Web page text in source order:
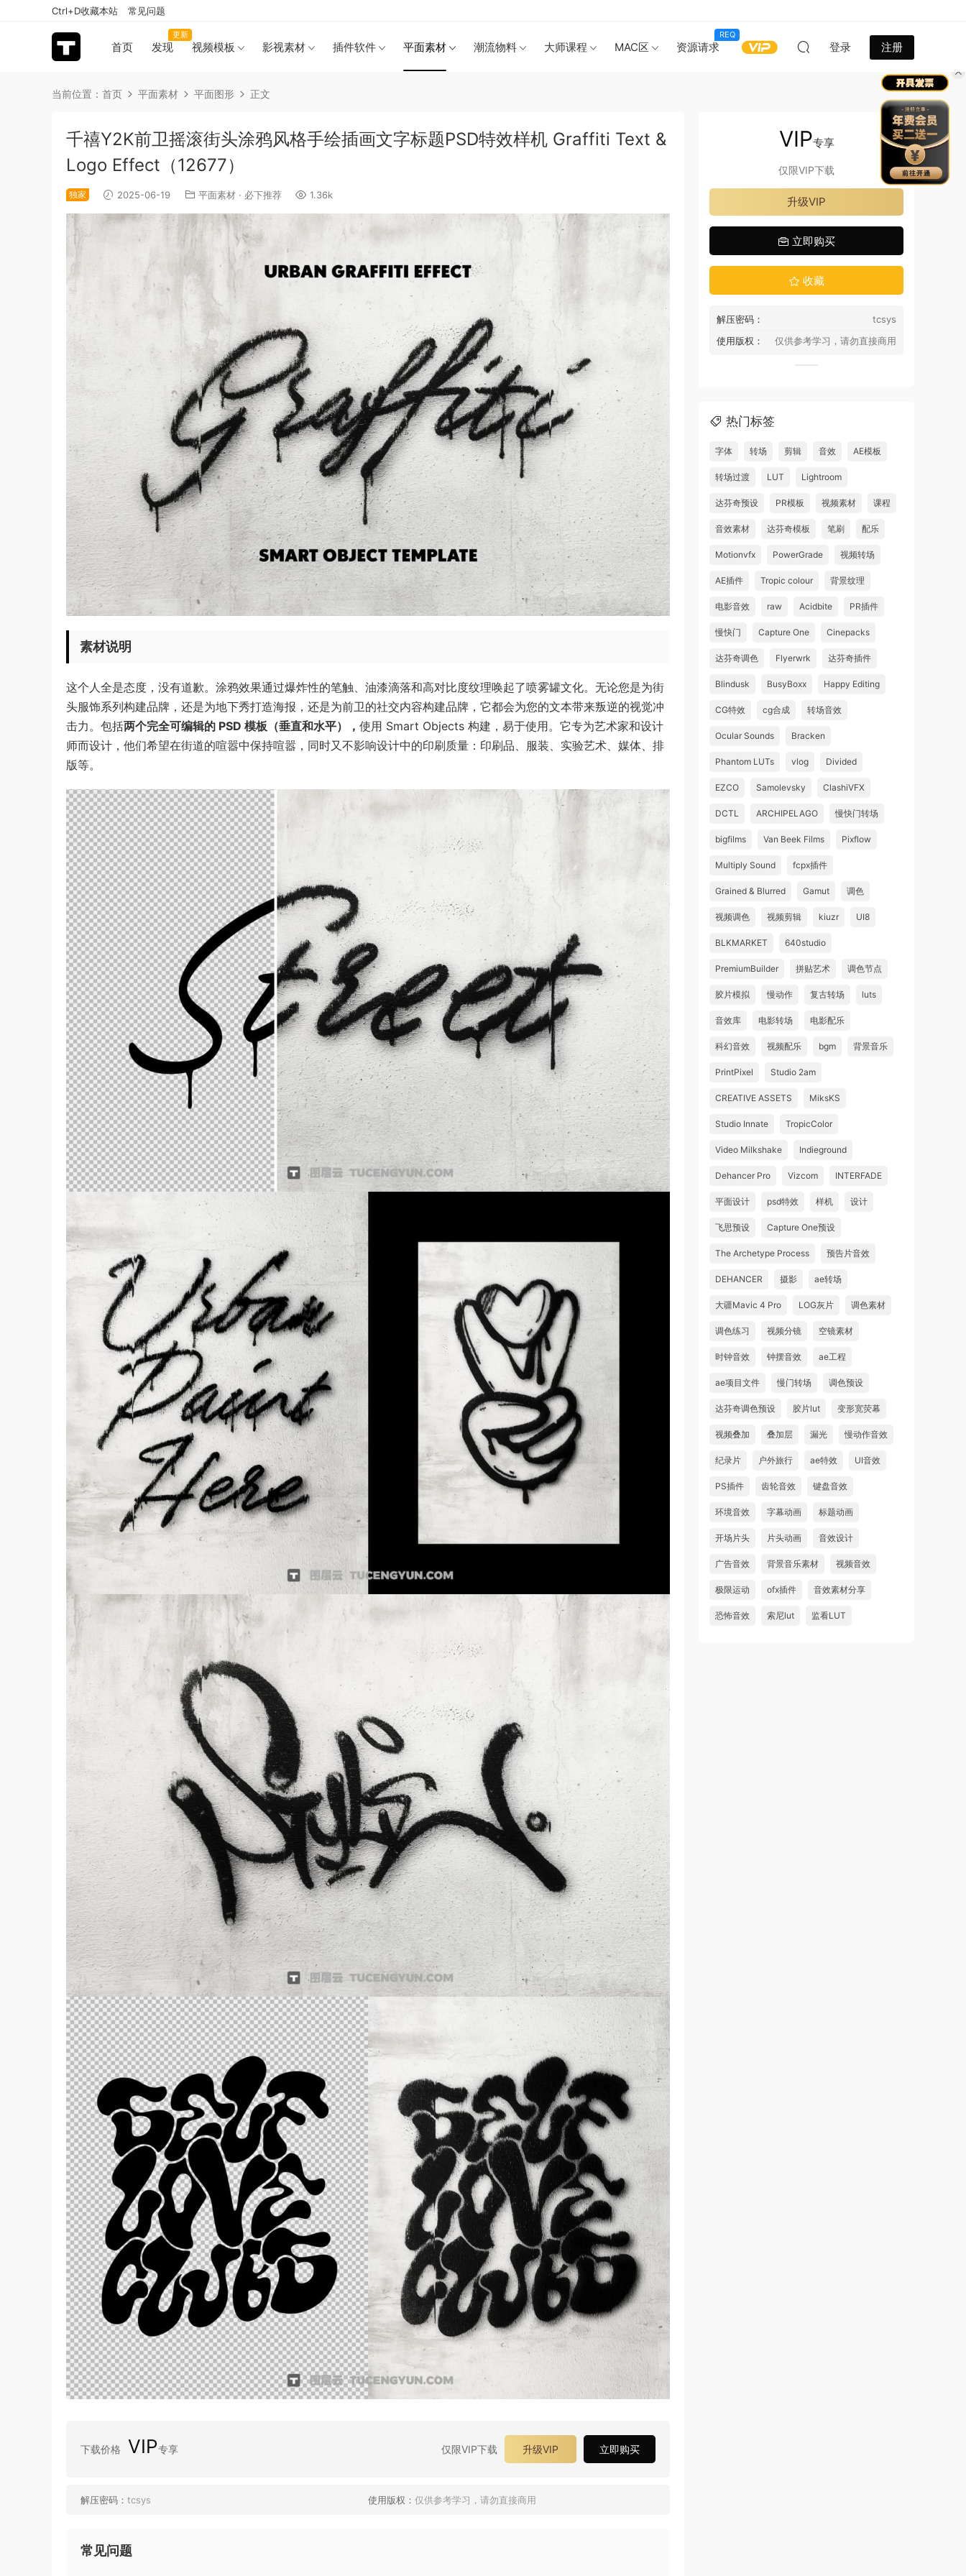
首页 发现
更新
视频模板 影视素材 插件软件 平面素材 潮流物料 大师课程 MAC区 资源请求
REQ
登录 注册
Ctrl+D收藏本站 常见问题
当前位置： 首页 平面素材 平面图形 正文
千禧Y2K前卫摇滚街头涂鸦风格手绘插画文字标题PSD特效样机 Graffiti Text &
Logo Effect（12677）
独家 2025-06-19 平面素材 · 必下推荐 1.36k
素材说明
这个人全是态度，没有道歉。涂鸦效果通过爆炸性的笔触、油漆滴落和高对比度纹理唤起了喷雾罐文化。无论您是为街
头服饰系列构建品牌，还是为地下秀打造海报，还是为前卫的社交内容构建品牌，它都会为您的文本带来叛逆的视觉冲
击力。包括两个完全可编辑的 PSD 模板（垂直和水平）， 使用 Smart Objects 构建，易于使用。它专为艺术家和设计
师而设计，他们希望在街道的喧嚣中保持喧嚣，同时又不影响设计中的印刷质量：印刷品、服装、实验艺术、媒体、排
版等。
下载价格 VIP专享 仅限VIP下载 升级VIP 立即购买
解压密码： tcsys 使用版权： 仅供参考学习，请勿直接商用
常见问题
VIP专享
仅限VIP下载
升级VIP
立即购买
收藏
解压密码：
tcsys
使用版权：
仅供参考学习，请勿直接商用
热门标签
字体 转场 剪辑 音效 AE模板
转场过渡 LUT Lightroom
达芬奇预设 PR模板 视频素材 课程
音效素材 达芬奇模板 笔刷 配乐
Motionvfx PowerGrade 视频转场
AE插件 Tropic colour 背景纹理
电影音效 raw Acidbite PR插件
慢快门 Capture One Cinepacks
达芬奇调色 Flyerwrk 达芬奇插件
Blindusk BusyBoxx Happy Editing
CG特效 cg合成 转场音效
Ocular Sounds Bracken
Phantom LUTs vlog Divided
EZCO Samolevsky ClashiVFX
DCTL ARCHIPELAGO 慢快门转场
bigfilms Van Beek Films Pixflow
Multiply Sound fcpx插件
Grained & Blurred Gamut 调色
视频调色 视频剪辑 kiuzr UI8
BLKMARKET 640studio
PremiumBuilder 拼贴艺术 调色节点
胶片模拟 慢动作 复古转场 luts
音效库 电影转场 电影配乐
科幻音效 视频配乐 bgm 背景音乐
PrintPixel Studio 2am
CREATIVE ASSETS MiksKS
Studio Innate TropicColor
Video Milkshake Indieground
Dehancer Pro Vizcom INTERFADE
平面设计 psd特效 样机 设计
飞思预设 Capture One预设
The Archetype Process 预告片音效
DEHANCER 摄影 ae转场
大疆Mavic 4 Pro LOG灰片 调色素材
调色练习 视频分镜 空镜素材
时钟音效 钟摆音效 ae工程
ae项目文件 慢门转场 调色预设
达芬奇调色预设 胶片lut 变形宽荧幕
视频叠加 叠加层 漏光 慢动作音效
纪录片 户外旅行 ae特效 UI音效
PS插件 齿轮音效 键盘音效
环境音效 字幕动画 标题动画
开场片头 片头动画 音效设计
广告音效 背景音乐素材 视频音效
极限运动 ofx插件 音效素材分享
恐怖音效 索尼lut 监看LUT